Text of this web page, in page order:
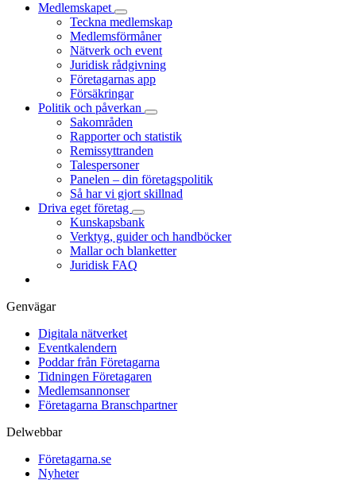
Medlemskapet
Teckna medlemskap
Medlemsförmåner
Nätverk och event
Juridisk rådgivning
Företagarnas app
Försäkringar
Politik och påverkan
Sakområden
Rapporter och statistik
Remissyttranden
Talespersoner
Panelen – din företagspolitik
Så har vi gjort skillnad
Driva eget företag
Kunskapsbank
Verktyg, guider och handböcker
Mallar och blanketter
Juridisk FAQ
Genvägar
Digitala nätverket
Eventkalendern
Poddar från Företagarna
Tidningen Företagaren
Medlemsannonser
Företagarna Branschpartner
Delwebbar
Företagarna.se
Nyheter